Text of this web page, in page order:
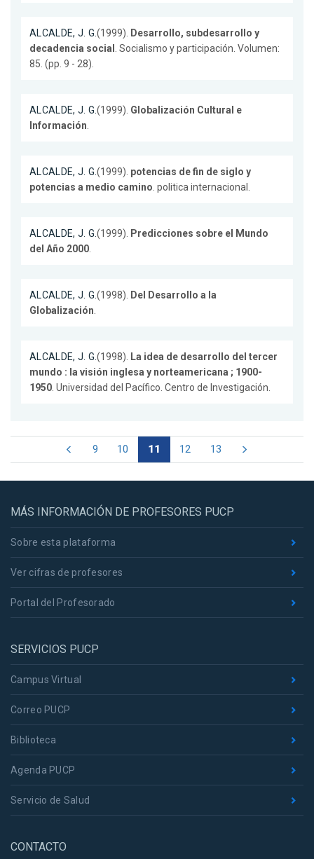
ALCALDE, J. G.(1999). Desarrollo, subdesarrollo y
decadencia social . Socialismo y participación. Volumen:
85. (pp. 9 - 28).
ALCALDE, J. G.(1999). Globalización Cultural e
Información.
ALCALDE, J. G.(1999). potencias de fin de siglo y
potencias a medio camino. politica internacional.
ALCALDE, J. G.(1999). Predicciones sobre el Mundo
del Año 2000.
ALCALDE, J. G.(1998). Del Desarrollo a la
Globalización.
ALCALDE, J. G.(1998). La idea de desarrollo del tercer
mundo : la visión inglesa y norteamericana ; 1900-
1950. Universidad del Pacífico. Centro de Investigación.
9 10 11 12 13
MÁS INFORMACIÓN DE PROFESORES PUCP
Sobre esta plataforma
Ver cifras de profesores
Portal del Profesorado
SERVICIOS PUCP
Campus Virtual
Correo PUCP
Biblioteca
Agenda PUCP
Servicio de Salud
CONTACTO